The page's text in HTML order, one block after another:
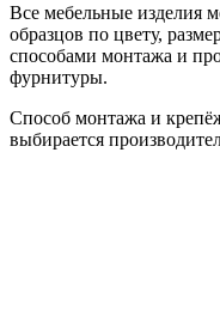
Все мебельные изделия
образцов по цвету,
способами монтажа и
фурнитуры.
Способ монтажа и
выбирается